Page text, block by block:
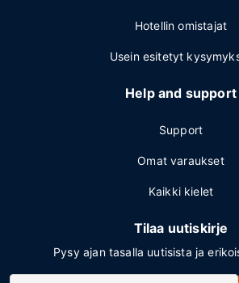
Hotellin omistajat
Usein esitetyt
Help and support
Support
Omat varaukset
Kaikki kielet
Tilaa uutiskirje
Pysy ajan tasalla uutisista ja